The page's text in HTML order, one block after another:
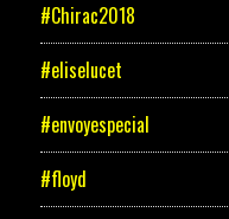
#Chirac2018
#eliselucet
#envoyespecial
#floyd